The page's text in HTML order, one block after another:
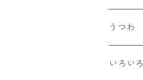
うつわ
いろいろ